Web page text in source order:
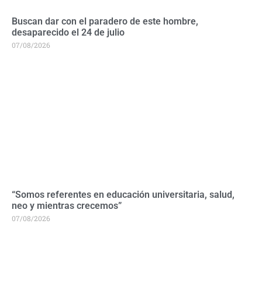
Buscan dar con el paradero de este hombre,
desaparecido el 24 de julio
07/08/2026
“Somos referentes en educación universitaria, salud,
neo y mientras crecemos”
07/08/2026